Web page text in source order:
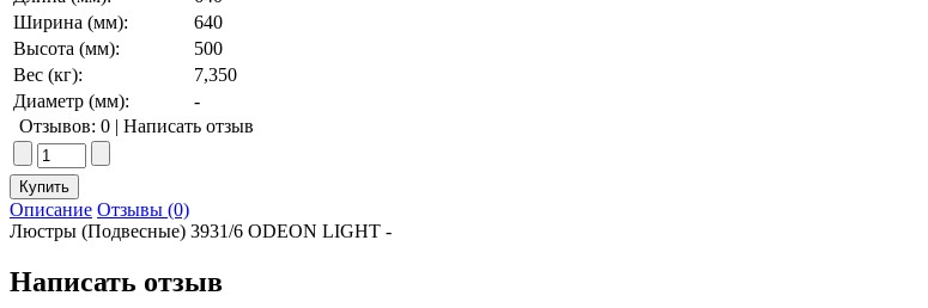
Ширина (мм):
640
Высота (мм):
500
Вес (кг):
7,350
Диаметр (мм):
-
Отзывов: 0 | Написать отзыв
Описание Отзывы (0)
Люстры (Подвесные) 3931/6 ODEON LIGHT -
Написать отзыв